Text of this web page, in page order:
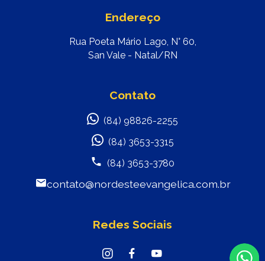
Endereço
Rua Poeta Mário Lago, N° 60,
San Vale - Natal/RN
Contato
(84) 98826-2255
(84) 3653-3315
(84) 3653-3780
contato@nordesteevangelica.com.br
Redes Sociais